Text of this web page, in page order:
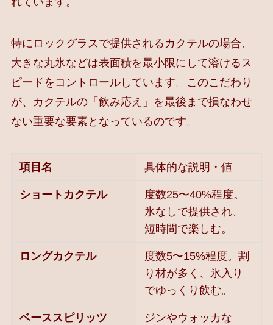
特にロックグラスで提供されるカクテルの場合、
大きな丸氷などは表面積を最小限にして溶けるス
ピードをコントロールしています。このこだわり
が、カクテルの「飲み応え」を最後まで損なわせ
ない重要な要素となっているのです。
項目名 具体的な説明・値
ショートカクテル
度数25〜40%程度。
氷なしで提供され、
短時間で楽しむ。
ロングカクテル
度数5〜15%程度。割
り材が多く、氷入り
でゆっくり飲む。
ベーススピリッツ
ジンやウォッカな